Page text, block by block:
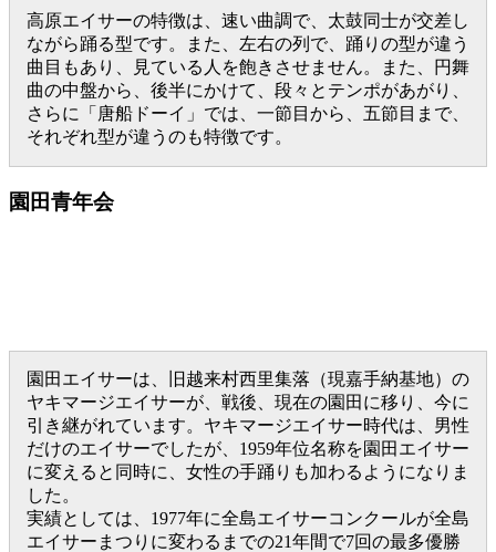
高原エイサーの特徴は、速い曲調で、太鼓同士が交差し
ながら踊る型です。また、左右の列で、踊りの型が違う
曲目もあり、見ている人を飽きさせません。また、円舞
曲の中盤から、後半にかけて、段々とテンポがあがり、
さらに「唐船ドーイ」では、一節目から、五節目まで、
それぞれ型が違うのも特徴です。
園田青年会
園田エイサーは、旧越来村西里集落（現嘉手納基地）の
ヤキマージエイサーが、戦後、現在の園田に移り、今に
引き継がれています。ヤキマージエイサー時代は、男性
だけのエイサーでしたが、1959年位名称を園田エイサー
に変えると同時に、女性の手踊りも加わるようになりま
した。
実績としては、1977年に全島エイサーコンクールが全島
エイサーまつりに変わるまでの21年間で7回の最多優勝